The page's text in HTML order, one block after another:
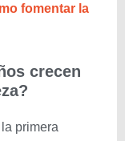
fomentar la
crecen
primera